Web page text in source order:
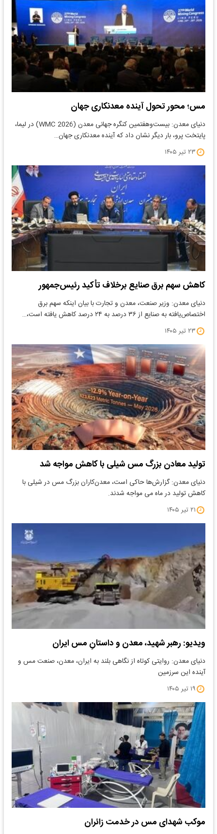
مس؛ محور تحول آینده معدنکاری جهان
​دنیای معدن: بیست‌وهفتمین کنگره جهانی معدن (WMC 2026) در لیما،
پایتخت پرو، بار دیگر نشان داد که آینده معدنکاری جهان…
۲۳ تیر ۱۴۰۵
کاهش سهم برق صنایع برخلاف تأکید رئیس‌جمهور
دنیای معدن: وزیر صنعت، معدن و تجارت با بیان اینکه سهم برق
اختصاص‌یافته به صنایع از ۳۶ درصد به ۲۴ درصد کاهش یافته است،…
۲۳ تیر ۱۴۰۵
تولید معادن بزرگ مس شیلی با کاهش مواجه شد
دنیای معدن: گزارش‌ها حاکی است، معدن‌کاران بزرگ مس در شیلی با
کاهش تولید در ماه می مواجه شدند.
۲۱ تیر ۱۴۰۵
ویدیو: رهبر شهید، معدن و داستانِ مس ایران
دنیای معدن: روایتی کوتاه از نگاهی بلند به ایران، معدن، صنعت مس و
آینده این سرزمین
۱۹ تیر ۱۴۰۵
موکب شهدای مس در خدمت زائران